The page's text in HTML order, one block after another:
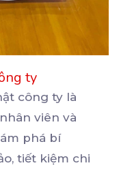
ty
công ty là
viên và
phá bí
tiết kiệm chi